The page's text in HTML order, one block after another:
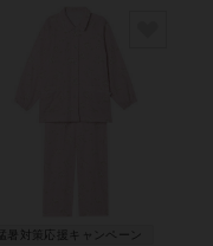
猛暑対策応援キャンペーン